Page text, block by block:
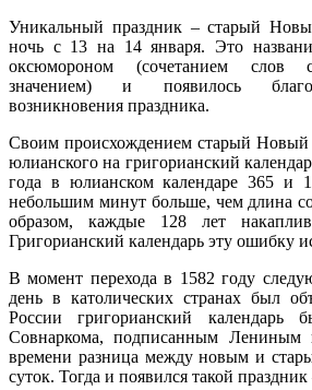
Уникальный праздник – старый
ночь с 13 на 14 января. Это
оксюмороном (сочетанием слов
значением) и появилось
возникновения праздника.
Своим происхождением старый Новый
юлианского на григорианский
года в юлианском календаре 365 и
небольшим минут больше, чем длина
образом, каждые 128 лет
Григорианский календарь эту ошибку
В момент перехода в 1582 году
день в католических странах был
России григорианский календарь
Совнаркома, подписанным
времени разница между новым и
суток. Тогда и появился такой